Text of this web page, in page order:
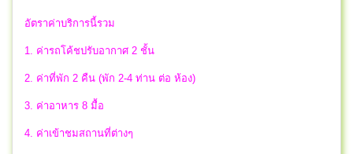
อัตราค่าบริการนี้รวม
1. ค่ารถโค้ชปรับอากาศ 2 ชั้น
2. ค่าที่พัก 2 คืน (พัก 2-4 ท่าน ต่อ ห้อง)
3. ค่าอาหาร 8 มื้อ
4. ค่าเข้าชมสถานที่ต่างๆ